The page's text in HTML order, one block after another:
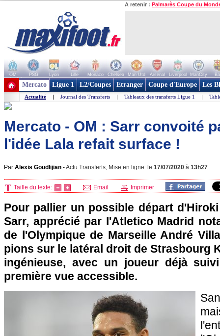
A retenir : Palmarès Coupe du
OM PSG Lyon Lille Monaco Chelsea Man Utd Arsenal Liverpool ManCity
+ de clubs
Mercato Ligue 1 L2/Coupes Etranger Coupe d'Europe Les
Actualité | Journal des Transferts | Tableaux des transferts Ligue 1 |
Mercato - OM : Sarr convoité
l'idée Lala refait surface !
Par Alexis Goudlijian -Actu Transferts, Mise en ligne: le 17/07/2020 à 13h27
Taille du texte: Email Imprimer
Pour pallier un possible départ
Sarr, apprécié par l'Atletico Madrid
de l'Olympique de Marseille André
pions sur le latéral droit de Strasbourg
ingénieuse, avec un joueur déjà
première vue accessible.